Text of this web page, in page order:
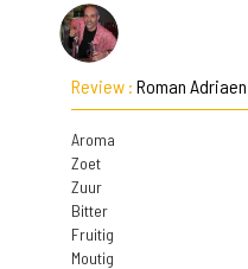
Review : Roman
Aroma
Zoet
Zuur
Bitter
Fruitig
Moutig